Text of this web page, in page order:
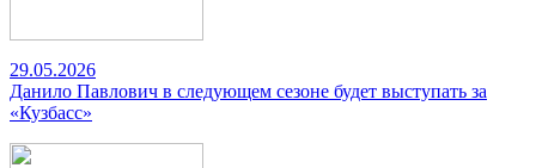
29.05.2026
Данило Павлович в следующем сезоне будет выступать за
«Кузбасс»